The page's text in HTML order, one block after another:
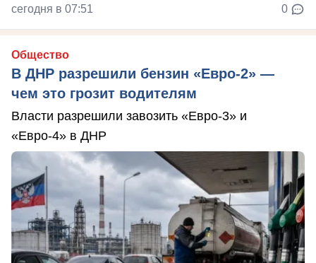
сегодня в 07:51 0
Общество
В ДНР разрешили бензин «Евро-2» —
чем это грозит водителям
Власти разрешили завозить «Евро-3» и
«Евро-4» в ДНР